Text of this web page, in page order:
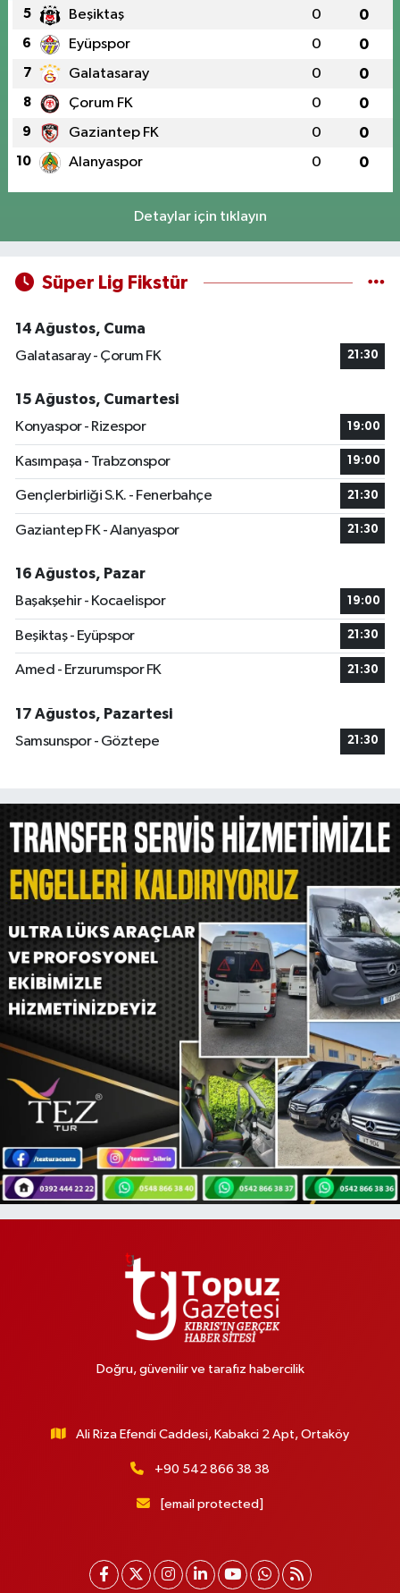
5 Beşiktaş 0 0
6 Eyüpspor 0 0
7 Galatasaray 0 0
8 Çorum FK 0 0
9 Gaziantep FK 0 0
10 Alanyaspor 0 0
Detaylar için tıklayın
Süper Lig Fikstür
14 Ağustos, Cuma
Galatasaray - Çorum FK
21:30
15 Ağustos, Cumartesi
Konyaspor - Rizespor
19:00
Kasımpaşa - Trabzonspor 19:00
Gençlerbirliği S.K. - Fenerbahçe 21:30
Gaziantep FK - Alanyaspor 21:30
16 Ağustos, Pazar
Başakşehir - Kocaelispor
19:00
Beşiktaş - Eyüpspor 21:30
Amed - Erzurumspor FK 21:30
17 Ağustos, Pazartesi
Samsunspor - Göztepe
21:30
Doğru, güvenilir ve tarafız habercilik
Ali Riza Efendi Caddesi, Kabakci 2 Apt, Ortaköy
+90 542 866 38 38
[email protected]